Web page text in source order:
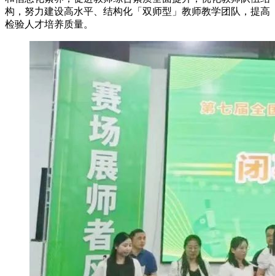
构，努力建设高水平、结构化「双师型」教师教学团队，提高
检验人才培养质量。